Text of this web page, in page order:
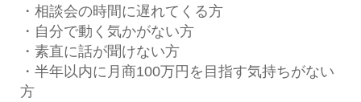
・相談会の時間に遅れてくる方
・自分で動く気かがない方
・素直に話が聞けない方
・半年以内に月商100万円を目指す気持ちがない
方